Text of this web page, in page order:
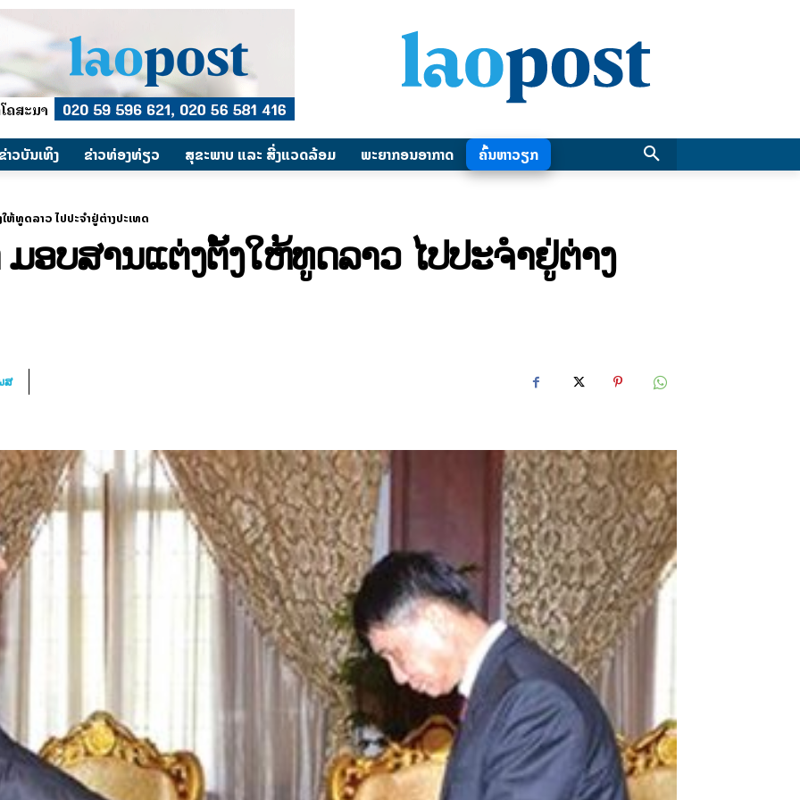
າວບັນເທິງ ​ຂ່າວທ່ອງທ່ຽວ ສຸຂະພາບ ແລະ ສີ່ງແວດລ້ອມ ພະຍາກອນອາກາດ ຄົ້ນຫາວຽກ
ຫ້ທູດລາວ ໄປປະຈຳຢູ່ຕ່າງປະເທດ
ອບສານແຕ່ງຕັ້ງໃຫ້ທູດລາວ ໄປປະຈຳຢູ່ຕ່າງ
ສ